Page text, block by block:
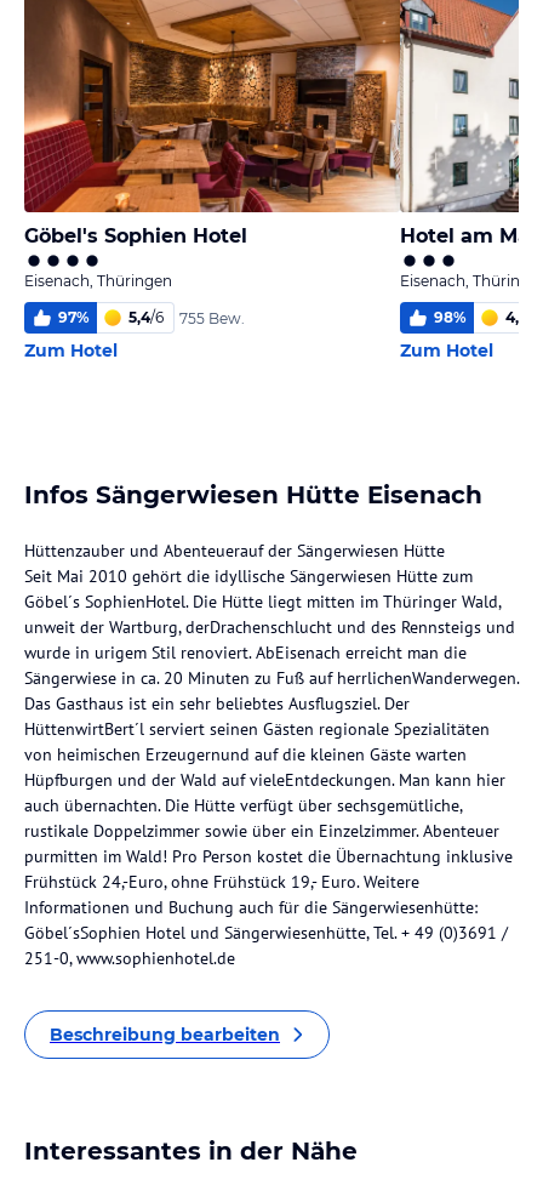
Göbel's Sophien Hotel
Eisenach, Thüringen
97% 5,4/6 755 Bew.
Zum Hotel
Hotel am
Eisenach,
98% 4,8
Zum Hotel
Infos Sängerwiesen Hütte Eisenach
Hüttenzauber und Abenteuerauf der Sängerwiesen Hütte
Seit Mai 2010 gehört die idyllische Sängerwiesen Hütte zum
Göbel´s SophienHotel. Die Hütte liegt mitten im Thüringer Wald,
unweit der Wartburg, derDrachenschlucht und des Rennsteigs und
wurde in urigem Stil renoviert. AbEisenach erreicht man die
Sängerwiese in ca. 20 Minuten zu Fuß auf herrlichenWanderwegen.
Das Gasthaus ist ein sehr beliebtes Ausflugsziel. Der
HüttenwirtBert´l serviert seinen Gästen regionale Spezialitäten
von heimischen Erzeugernund auf die kleinen Gäste warten
Hüpfburgen und der Wald auf vieleEntdeckungen. Man kann hier
auch übernachten. Die Hütte verfügt über sechsgemütliche,
rustikale Doppelzimmer sowie über ein Einzelzimmer. Abenteuer
purmitten im Wald! Pro Person kostet die Übernachtung inklusive
Frühstück 24,-Euro, ohne Frühstück 19,- Euro. Weitere
Informationen und Buchung auch für die Sängerwiesenhütte:
Göbel´sSophien Hotel und Sängerwiesenhütte, Tel. + 49 (0)3691 /
251-0, www.sophienhotel.de
Beschreibung bearbeiten
Interessantes in der Nähe